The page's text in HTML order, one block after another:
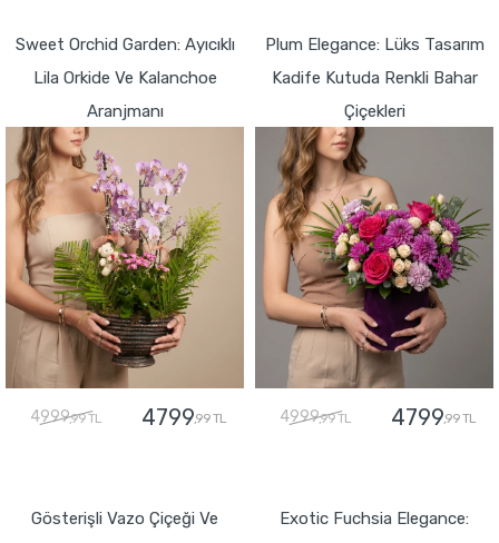
Sweet Orchid Garden: Ayıcıklı
Lila Orkide Ve Kalanchoe
Aranjmanı
4999,99 TL 4799,99 TL
Plum Elegance: Lüks Tasarım
Kadife Kutuda Renkli Bahar
Çiçekleri
4999,99 TL 4799,99 TL
Gösterişli Vazo Çiçeği Ve
Exotic Fuchsia Elegance: